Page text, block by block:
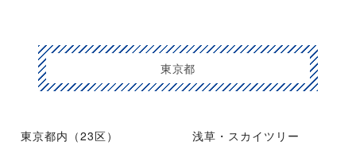
東京都
東京都内（23区） 浅草・スカイツリー